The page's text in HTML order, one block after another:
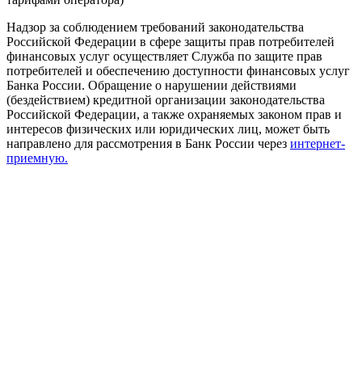
Надзор за соблюдением требований законодательства
Российской Федерации в сфере защиты прав потребителей
финансовых услуг осуществляет Служба по защите прав
потребителей и обеспечению доступности финансовых услуг
Банка России. Обращение о нарушении действиями
(бездействием) кредитной организации законодательства
Российской Федерации, а также охраняемых законом прав и
интересов физических или юридических лиц, может быть
направлено для рассмотрения в Банк России через интернет-
приемную.